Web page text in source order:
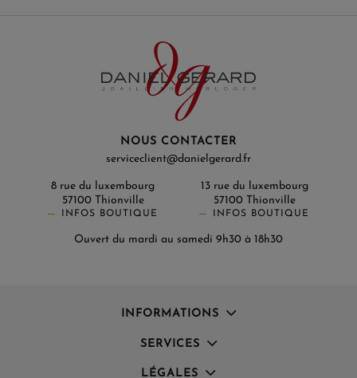
NOUS CONTACTER
serviceclient@danielgerard.fr
8 rue du luxembourg
57100 Thionville
INFOS BOUTIQUE
13 rue du luxembourg
57100 Thionville
INFOS BOUTIQUE
Ouvert du mardi au samedi 9h30 à 18h30
INFORMATIONS
SERVICES
LÉGALES